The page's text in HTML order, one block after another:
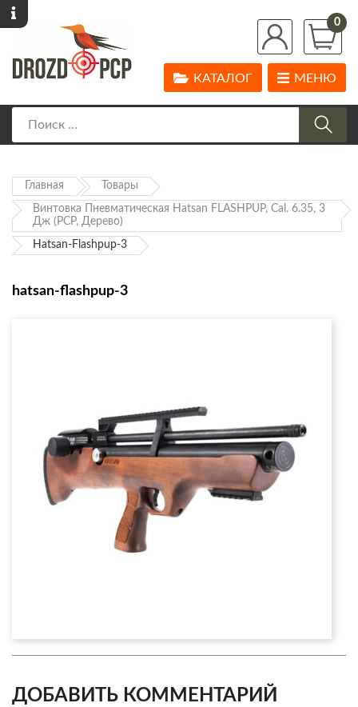
0
МЕНЮ
КАТАЛОГ
Главная Товары
Винтовка Пневматическая Hatsan FLASHPUP, Cal. 6.35, 3
Дж (РСР, Дерево)
Hatsan-Flashpup-3
hatsan-flashpup-3
ДОБАВИТЬ КОММЕНТАРИЙ